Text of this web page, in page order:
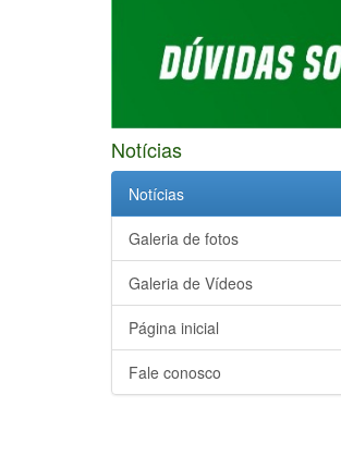
Notícias
Notícias
Galeria de fotos
Galeria de Vídeos
Página inicial
Fale conosco